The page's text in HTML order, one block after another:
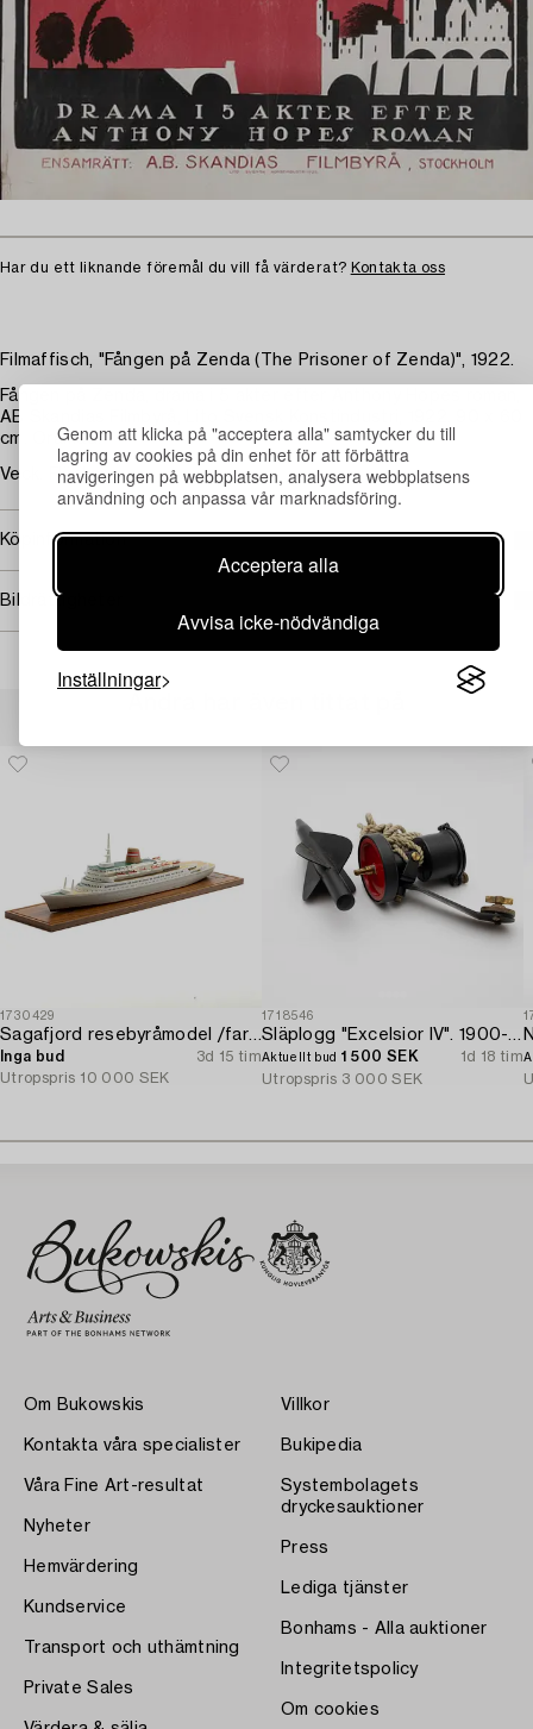
Genom att klicka på "acceptera alla" samtycker du till
lagring av cookies på din enhet för att förbättra
navigeringen på webbplatsen, analysera webbplatsens
användning och anpassa vår marknadsföring.
Acceptera alla
Avvisa icke-nödvändiga
Inställningar
Har du ett liknande föremål du vill få värderat? Kontakta oss
Filmaffisch, "Fången på Zenda (The Prisoner of Zenda)", 1922.
Fången på Zenda, drama i 5 akter efter Anthony Hopes roman,
AB Skandias Filmbyrå, Lito Svensk Konstindustri, 1922. 90 x 60
cm. Oramad.
Veck. Fläckar.
Köpinformation
Bildrättigheter
1730429
Sagafjord resebyråmodel /fartygsmodel.
Inga bud
3d 15 tim
Utropspris 10 000 SEK
1718546
Aktuellt bud 1 500 SEK
1d 18 tim
Utropspris 3 000 SEK
Om Bukowskis
Kontakta våra specialister
Våra Fine Art-resultat
Nyheter
Hemvärdering
Kundservice
Transport och uthämtning
Private Sales
Villkor
Bukipedia
Systembolagets
dryckesauktioner
Press
Lediga tjänster
Bonhams - Alla auktioner
Integritetspolicy
Om cookies